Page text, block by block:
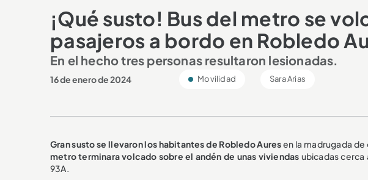
¡Qué susto! Bus del metro se
pasajeros a bordo en Robledo
En el hecho tres personas resultaron lesionadas.
16 de enero de 2024 Movilidad Sara Arias
Gran susto se llevaron los habitantes de Robledo Auresen la madrugada
metro terminara volcado sobre el andén de unas viviendas ubicadas cerca
93A.